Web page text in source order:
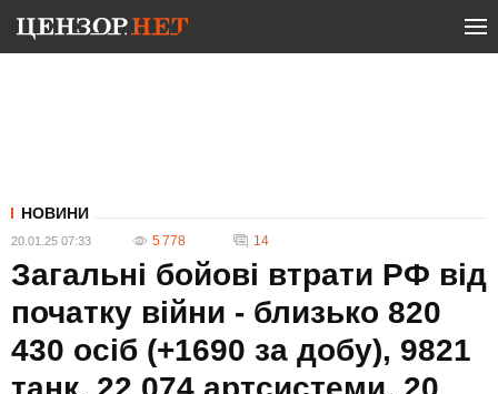
НОВИНИ
20.01.25 07:33 5 778 14
Загальні бойові втрати РФ від
початку війни - близько 820
430 осіб (+1690 за добу), 9821